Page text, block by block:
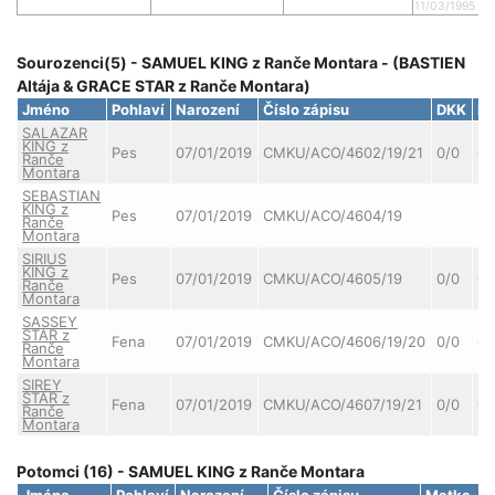
11/03/1995
Sourozenci(5) - SAMUEL KING z Ranče Montara - (BASTIEN
Altája & GRACE STAR z Ranče Montara)
Jméno Pohlaví Narození Číslo zápisu DKK
SALAZAR
KING z
Ranče
Montara
Pes 07/01/2019 CMKU/ACO/4602/19/21 0/0
SEBASTIAN
KING z
Ranče
Montara
Pes 07/01/2019 CMKU/ACO/4604/19
SIRIUS
KING z
Ranče
Montara
Pes 07/01/2019 CMKU/ACO/4605/19 0/0
SASSEY
STAR z
Ranče
Montara
Fena 07/01/2019 CMKU/ACO/4606/19/20 0/0 0/
SIREY
STAR z
Ranče
Montara
Fena 07/01/2019 CMKU/ACO/4607/19/21 0/0
Potomci (16) - SAMUEL KING z Ranče Montara